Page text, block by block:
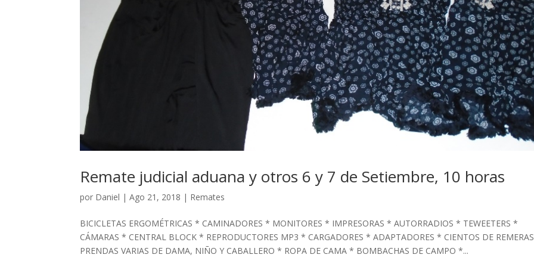
Remate judicial aduana y otros 6 y 7 de Setiembre, 10 horas
por Daniel |Ago 21, 2018 | Remates
BICICLETAS ERGOMÉTRICAS * CAMINADORES * MONITORES * IMPRESORAS * AUTORRADIOS * TEWEETERS *
CÁMARAS * CENTRAL BLOCK * REPRODUCTORES MP3 * CARGADORES * ADAPTADORES * CIENTOS DE
PRENDAS VARIAS DE DAMA, NIÑO Y CABALLERO * ROPA DE CAMA * BOMBACHAS DE CAMPO *...